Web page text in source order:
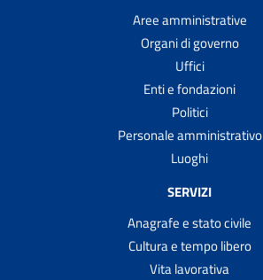
Aree amministrative
Organi di governo
Uffici
Enti e fondazioni
Politici
Personale amministrativo
Luoghi
SERVIZI
Anagrafe e stato civile
Cultura e tempo libero
Vita lavorativa